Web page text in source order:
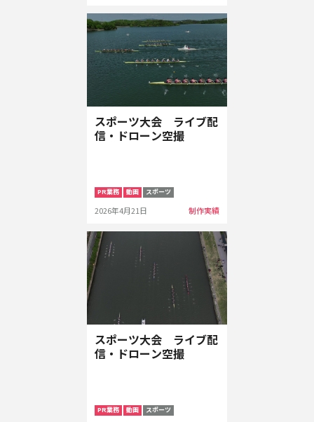
スポーツ大会 ライブ配
信・ドローン空撮
PR業務 動画 スポーツ
2026年4月21日 制作実績
スポーツ大会 ライブ配
信・ドローン空撮
PR業務 動画 スポーツ